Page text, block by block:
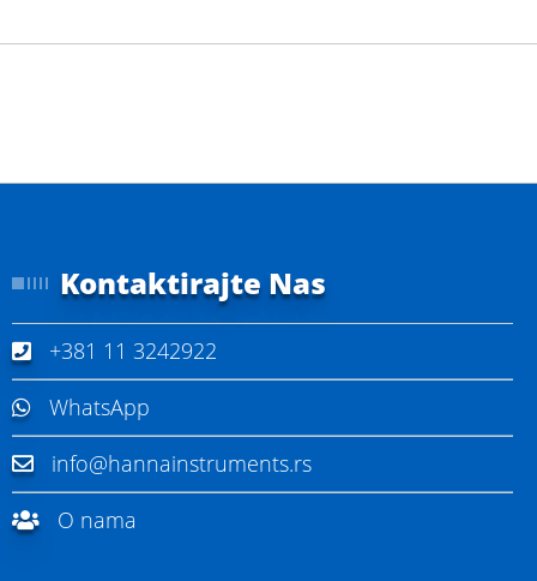
Kontaktirajte Nas
+381 11 3242922
WhatsApp
info@hannainstruments.rs
O nama